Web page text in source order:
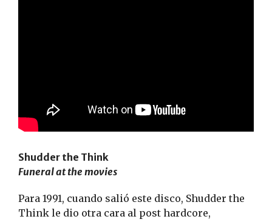
Shudder the Think
Funeral at the movies
Para 1991, cuando salió este disco, Shudder the
Think le dio otra cara al post hardcore,